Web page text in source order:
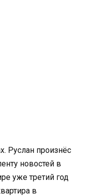
Руслан произнёс
новостей в
уже третий год
в